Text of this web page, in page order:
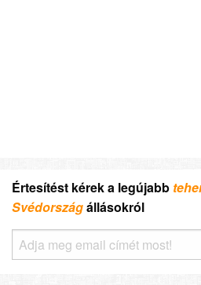
Értesítést kérek a legújabb
Svédországállásokról